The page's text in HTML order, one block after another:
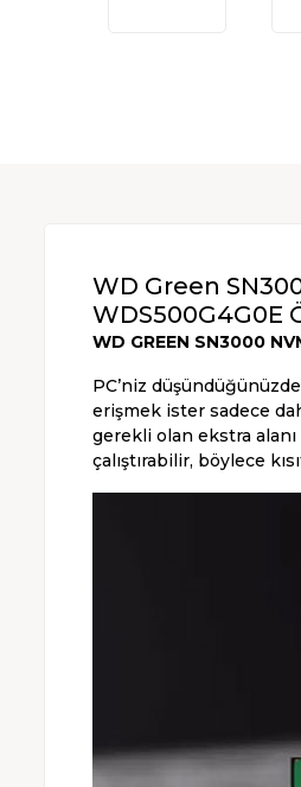
WD Green
WDS500G4G0E
WD GREEN SN3000
PC’niz
erişmek ister sadece
gerekli olan ekstra alanı
çalıştırabilir, böylece